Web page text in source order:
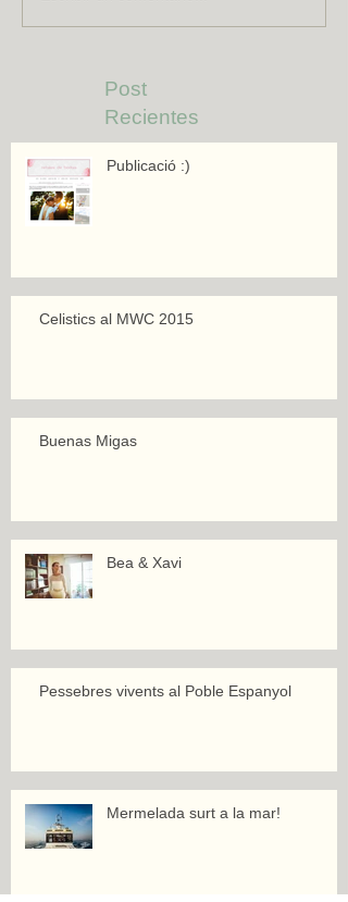
Post
Recientes
Publicació :)
Celistics al MWC 2015
Buenas Migas
Bea & Xavi
Pessebres vivents al Poble Espanyol
Mermelada surt a la mar!